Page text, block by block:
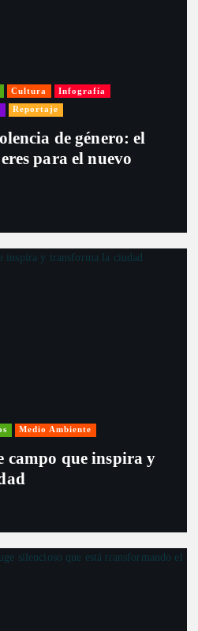
Cultura Infografía
Reportaje
de género: el
para el nuevo
Medio Ambiente
campo que inspira y